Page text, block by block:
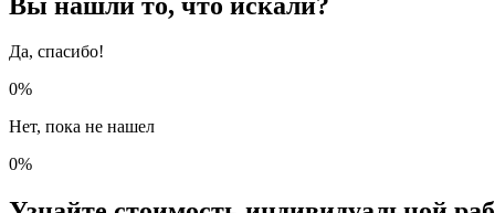
Да, спасибо!
0%
Нет, пока не нашел
0%